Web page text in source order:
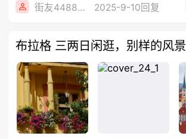
街友44881946 2025-9-10回复
布拉格 三两日闲逛，别样的风景